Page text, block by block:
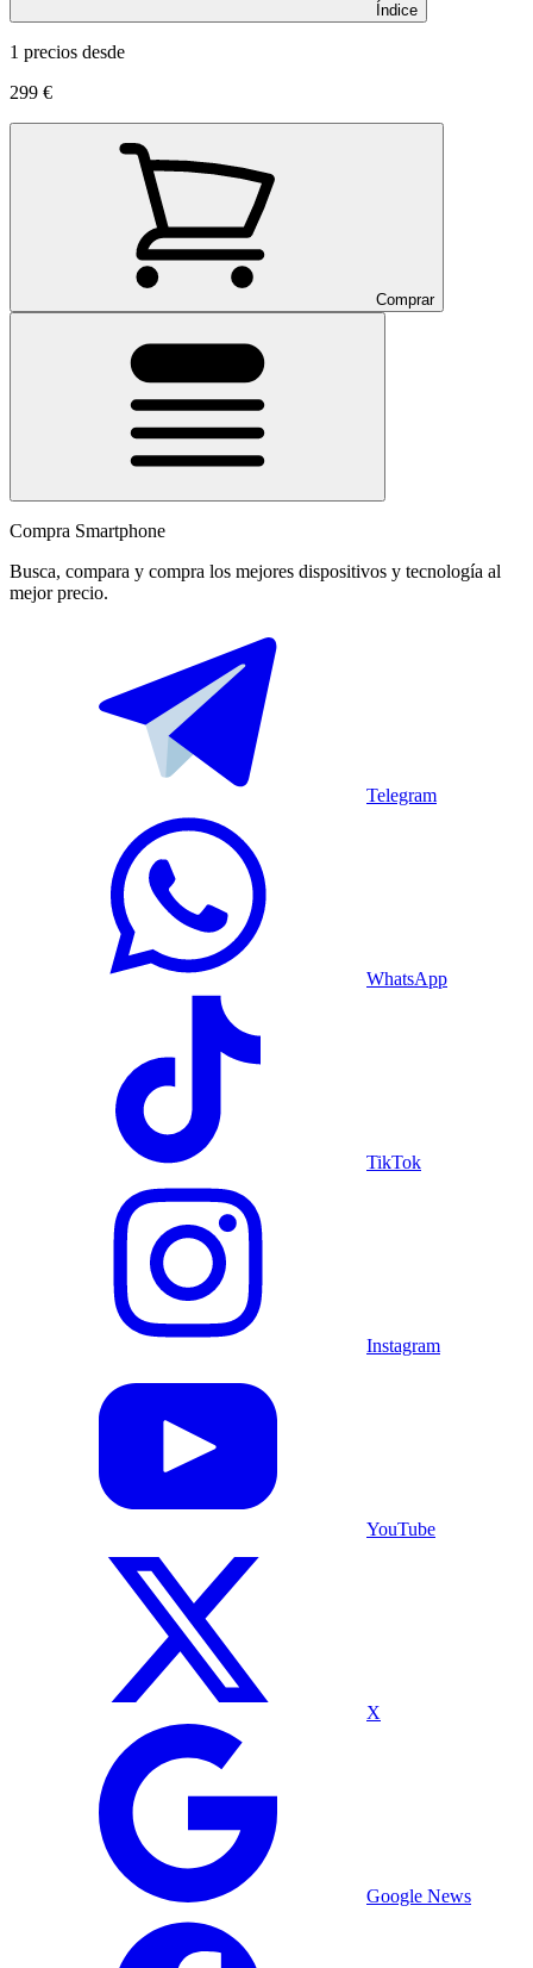
Índice
1 precios desde
299 €
Comprar
Compra Smartphone
Busca, compara y compra los mejores dispositivos y tecnología al
mejor precio.
Telegram
WhatsApp
TikTok
Instagram
YouTube
X
Google News